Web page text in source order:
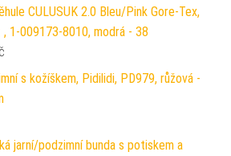
CULUSUK 2.0 Bleu/Pink Gore-Tex,
1-009173-8010, modrá - 38
s kožíškem, Pidilidi, PD979, růžová -
jarní/podzimní bunda s potiskem a